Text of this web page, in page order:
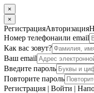
×
×
РегистрацияАвторизация
Номер телефонаили email
Как вас зовут?
Ваш email
Введите пароль
Повторите пароль
Регистрация | Войти |